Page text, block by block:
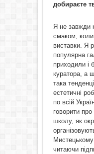
добираєте
Я не завжди
смаком,
виставки. Я
популярна
приходили і
куратора, а
така
естетичні
по всій
говорити
школу, як
читаючи